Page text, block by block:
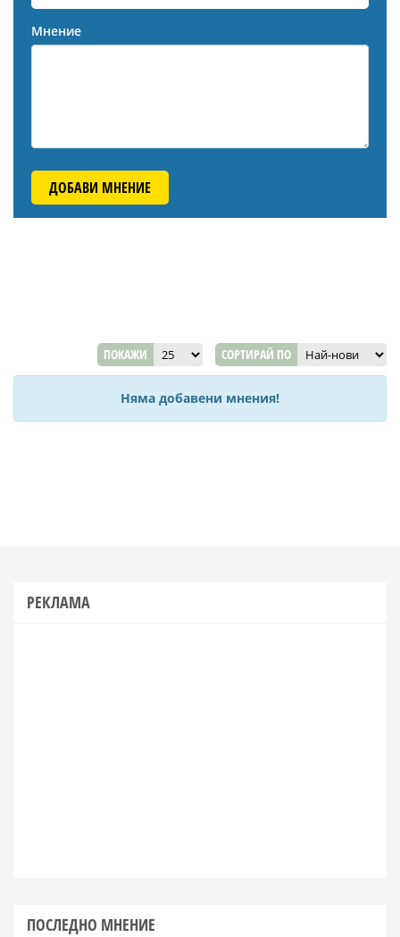
Мнение
ДОБАВИ МНЕНИЕ
ПОКАЖИ СОРТИРАЙ ПО
Няма добавени мнения!
РЕКЛАМА
ПОСЛЕДНО МНЕНИЕ